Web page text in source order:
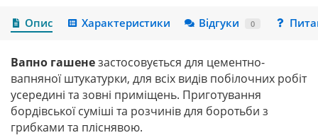
Опис Характеристики Відгуки 0
Вапно гашенезастосовується для цементно-
вапняної штукатурки, для всіх видів побілочних робіт
усередині та зовні приміщень. Приготування
бордівської суміші та розчинів для боротьби з
грибками та пліснявою.